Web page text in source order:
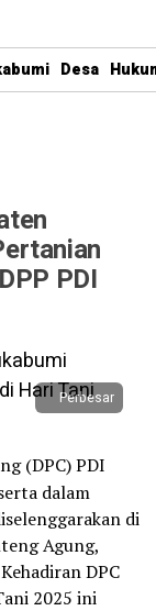
Desa
PDI
Perbesar
(DPC) PDI
dalam
di
Agung,
DPC
2025 ini